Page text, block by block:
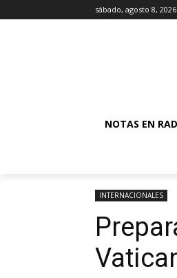
sábado, agosto 8, 2026
NOTAS EN
INTERNACIONALES